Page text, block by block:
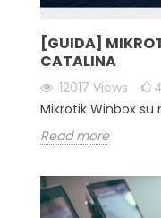
[GUIDA]
CATALINA
12017 Views 4
Mikrotik Winbox
Read more